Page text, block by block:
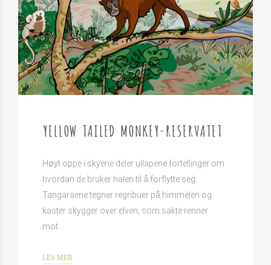
YELLOW TAILED MONKEY-RESERVATET
Høyt oppe i skyene deler ullapene fortellinger om
hvordan de bruker halen til å forflytte seg.
Tangaraene tegner regnbuer på himmelen og
kaster skygger over elven, som sakte renner
mot…
LES MER